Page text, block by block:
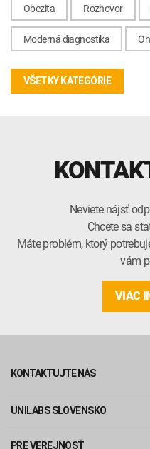
Obezita Rozhovor
Moderná diagnostika
VŠETKY KATEGÓRIE
Neviete nájsť
Chcete sa
Máte problém, ktorý
vám
VIAC
KONTAKTUJTE NÁS
UNILABS SLOVENSKO
PRE VEREJNOSŤ